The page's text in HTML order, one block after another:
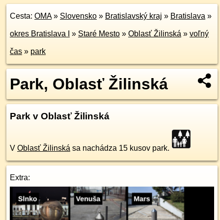
Cesta: OMA» Slovensko » Bratislavský kraj » Bratislava »
okres Bratislava I » Staré Mesto » Oblasť Žilinská » voľný
čas » park
Park, Oblasť Žilinská
Park v Oblasť Žilinská
V Oblasť Žilinská sa nachádza 15 kusov park.
Extra: